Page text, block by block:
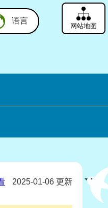
语言
网站地图
2025-01-06 更新